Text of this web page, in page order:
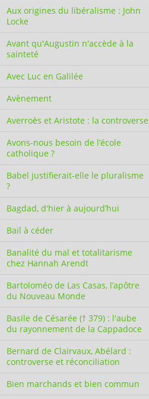
Aux origines du libéralisme : John
Locke
Avant qu'Augustin n'accède à la
sainteté
Avec Luc en Galilée
Avènement
Averroès et Aristote : la controverse
Avons-nous besoin de l’école
catholique ?
Babel justifierait-elle le pluralisme
?
Bagdad, d'hier à aujourd’hui
Bail à céder
Banalité du mal et totalitarisme
chez Hannah Arendt
Bartoloméo de Las Casas, l’apôtre
du Nouveau Monde
Basile de Césarée († 379) : l'aube
du rayonnement de la Cappadoce
Bernard de Clairvaux, Abélard :
controverse et réconciliation
Bien marchands et bien commun